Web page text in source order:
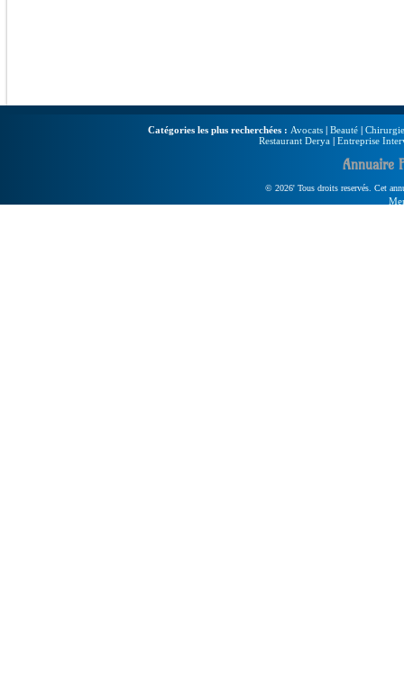
Catégories les plus recherchées : Avocats | Beauté |
Restaurant Derya | Entreprise
Annuaire
© 2026' Tous droits reservés. Cet